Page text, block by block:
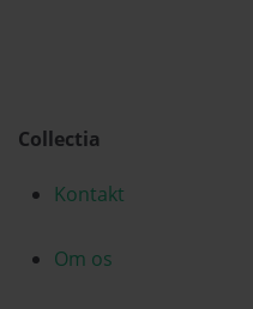
Collectia
Kontakt
Om os